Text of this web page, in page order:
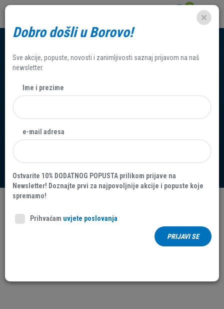
0
JAVNI POZIV za dostavljanje
nekretnine N-2022-02
Dobro došli u Borovo!
Sve akcije, popuste, novosti i zanimljivosti saznaj prijavom na naš
newsletter.
Ime i prezime
e-mail adresa
Ostvarite 10% DODATNOG POPUSTA prilikom prijave na
Newsletter! Doznajte prvi za najpovoljnije akcije i popuste koje
spremamo!
Prihvaćam uvjete poslovanja
PRIJAVI SE